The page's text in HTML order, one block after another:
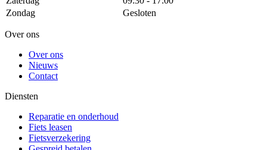
Zondag
Gesloten
Over ons
Over ons
Nieuws
Contact
Diensten
Reparatie en onderhoud
Fiets leasen
Fietsverzekering